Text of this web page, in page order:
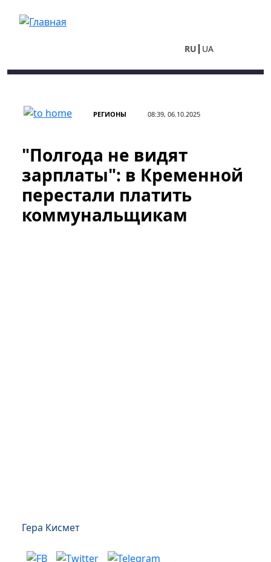
RU UA
РЕГИОНЫ 08:39, 06.10.2025
"Полгода не видят
зарплаты": в Кременной
перестали платить
коммунальщикам
Гера Кисмет